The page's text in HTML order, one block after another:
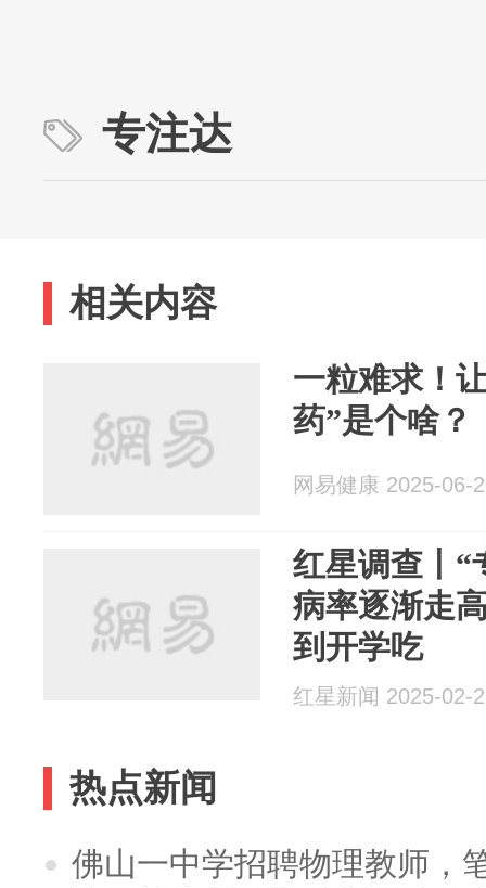
专注达
相关内容
一粒难求！
药”是个啥？
网易健康 2025-06-
红星调查丨“
病率逐渐走
到开学吃
红星新闻 2025-02-
热点新闻
佛山一中学招聘物理教师，